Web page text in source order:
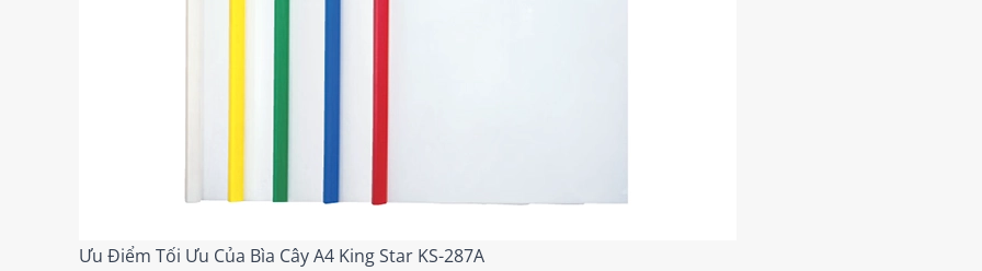
Ưu Điểm Tối Ưu Của Bìa Cây A4 King Star KS-287A